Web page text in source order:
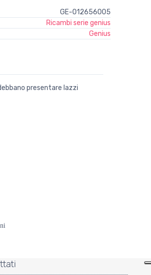
GE-012656005
Ricambi serie genius
Genius
presentare lazzi